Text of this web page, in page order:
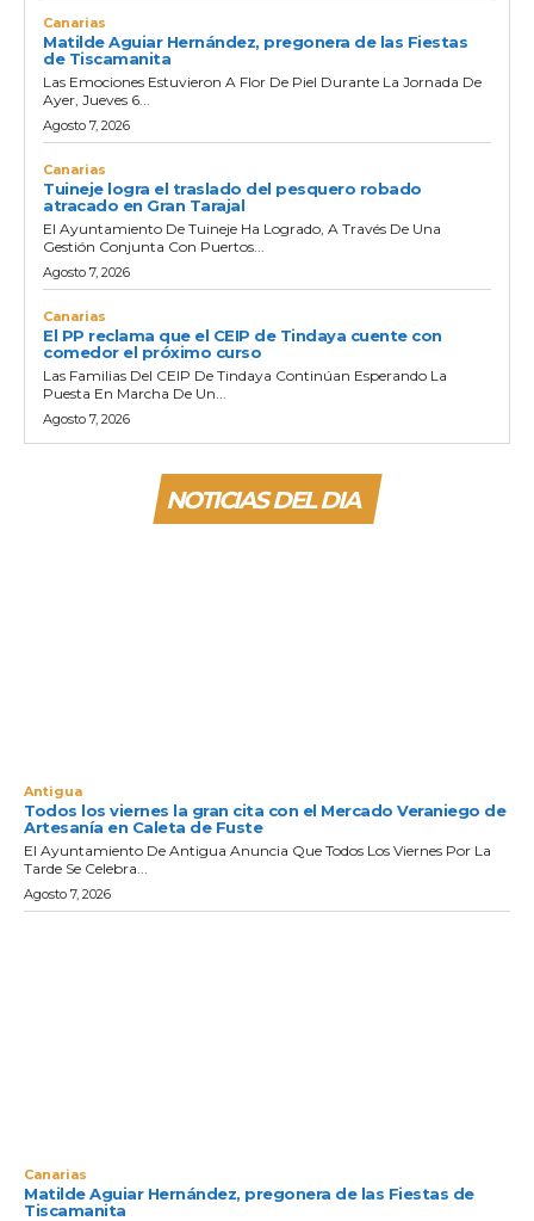
Canarias
Matilde Aguiar Hernández, pregonera de las Fiestas
de Tiscamanita
Las Emociones Estuvieron A Flor De Piel Durante La Jornada De
Ayer, Jueves 6...
Agosto 7, 2026
Canarias
Tuineje logra el traslado del pesquero robado
atracado en Gran Tarajal
El Ayuntamiento De Tuineje Ha Logrado, A Través De Una
Gestión Conjunta Con Puertos...
Agosto 7, 2026
Canarias
El PP reclama que el CEIP de Tindaya cuente con
comedor el próximo curso
Las Familias Del CEIP De Tindaya Continúan Esperando La
Puesta En Marcha De Un...
Agosto 7, 2026
NOTICIAS DEL DIA
Antigua
Todos los viernes la gran cita con el Mercado Veraniego de
Artesanía en Caleta de Fuste
El Ayuntamiento De Antigua Anuncia Que Todos Los Viernes Por La
Tarde Se Celebra...
Agosto 7, 2026
Canarias
Matilde Aguiar Hernández, pregonera de las Fiestas de
Tiscamanita